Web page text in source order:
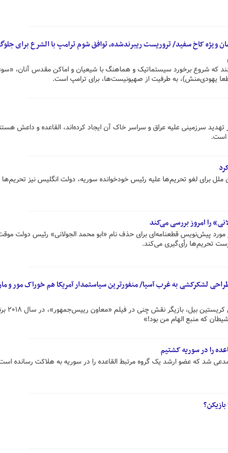
ویژه کاخ سفید/ تروریست ریبرندشده، توافق شوم ترامپ با الشرع برای
که شروع برخورد سیستماتیک و هماهنگ با شیعیان و اماکن مقدس آنان،
یهودی‌منش)، به طرفیت از صهیونیست‌ها، برای ترامپ است.
سرزمینی علیه عراق و سراسر خاک آن ایجاد کرده‌اند، القاعده و داعش
است.
برای لغو تحریم‌ها علیه رئیس خودخوانده سوریه، دولت انگلیس نیز تحریم‌ها
را امروز بررسی می‌کند
مورد پیش‌نویس قطعنامه‌ای برای حذف نام «ابو محمد الجولانی» رئیس دولت
تحریم‌ها رأی‌گیری می‌کند.
لشکرکشی به غرب آسیا/ منفورترین سیاستمدار آمریکا هم خوراک مور و
منفوربودن او
که منبع الهام من بود!»
را در سوریه کشتیم
شد که عضو ارشد یک گروه مرتبط القاعده را در سوریه به هلاکت رسانده